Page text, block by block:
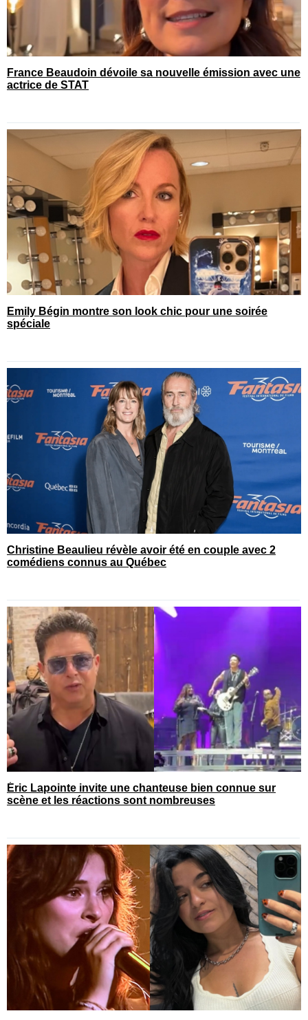
France Beaudoin dévoile sa nouvelle émission avec une
actrice de STAT
Emily Bégin montre son look chic pour une soirée
spéciale
Christine Beaulieu révèle avoir été en couple avec 2
comédiens connus au Québec
Éric Lapointe invite une chanteuse bien connue sur
scène et les réactions sont nombreuses